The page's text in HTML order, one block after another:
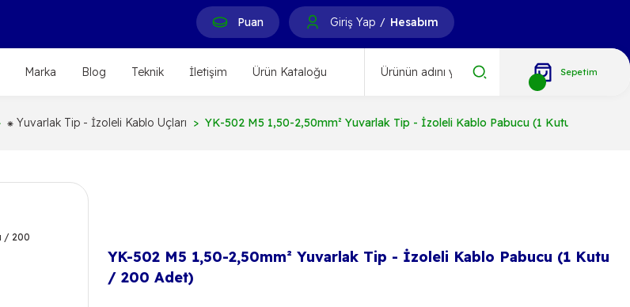
Puan Giriş Yap / Hesabım
Marka Blog Teknik İletişim Ürün Kataloğu Sepetim
⁕ Yuvarlak Tip - İzoleli Kablo Uçları YK-502 M5 1,50-2,50mm² Yuvarlak Tip - İzoleli Kablo Pabucu (1 Kutu / 200
YK-502 M5 1,50-2,50mm² Yuvarlak Tip - İzoleli Kablo Pabucu (1 Kutu
/ 200 Adet)